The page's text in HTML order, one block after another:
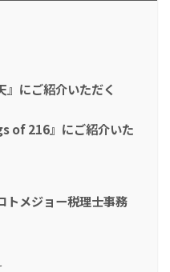
』にご紹介いただく
of 216』にご紹介いた
トメジョー税理士事務